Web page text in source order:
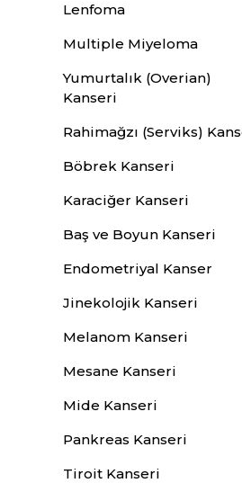
Lenfoma
Multiple Miyeloma
Yumurtalık (Overian)
Kanseri
Rahimağzı (Serviks)
Böbrek Kanseri
Karaciğer Kanseri
Baş ve Boyun Kanseri
Endometriyal Kanser
Jinekolojik Kanseri
Melanom Kanseri
Mesane Kanseri
Mide Kanseri
Pankreas Kanseri
Tiroit Kanseri